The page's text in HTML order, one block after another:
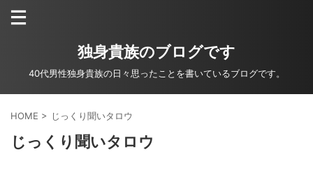
独身貴族のブログです
40代男性独身貴族の日々思ったことを書いているブログです。
HOME > じっくり聞いタロウ
じっくり聞いタロウ